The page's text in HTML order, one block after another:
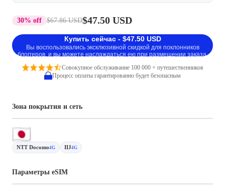
30% off $67.86 USD$47.50 USD
Купить сейчас - $47.50 USD
Вы воспользовались эксклюзивной скидкой для поклонников
блоггеров, и вы можете наслаждаться ею при размещении заказа.
Совокупное обслуживание 100 000 + путешественников
Процесс оплаты гарантированно будет безопасным
Зона покрытия и сеть
NTT Docomo4G IIJ4G
Параметры eSIM